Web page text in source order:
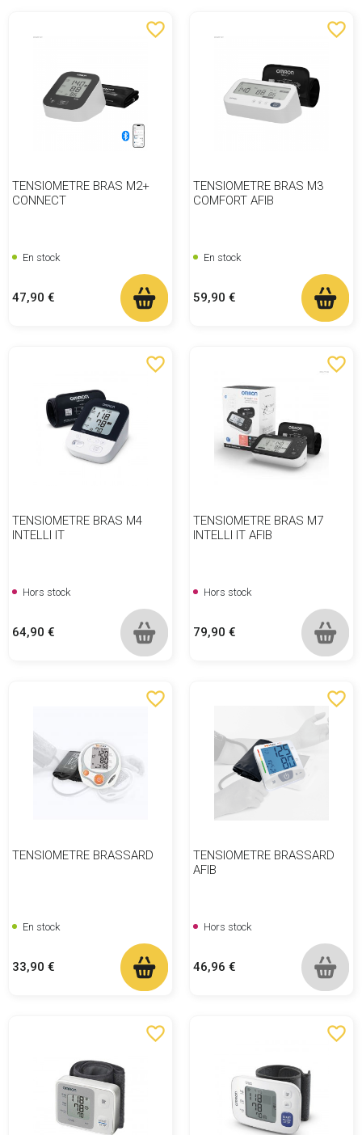
favorite_border
TENSIOMETRE BRAS M2+
CONNECT
En stock
Prix
47,90 €
favorite_border
TENSIOMETRE BRAS M3
COMFORT AFIB
En stock
Prix
59,90 €
favorite_border
TENSIOMETRE BRAS M4
INTELLI IT
Hors stock
Prix
64,90 €
favorite_border
TENSIOMETRE BRAS M7
INTELLI IT AFIB
Hors stock
Prix
79,90 €
favorite_border
TENSIOMETRE BRASSARD
En stock
Prix
33,90 €
favorite_border
TENSIOMETRE BRASSARD
AFIB
Hors stock
Prix
46,96 €
favorite_border favorite_border